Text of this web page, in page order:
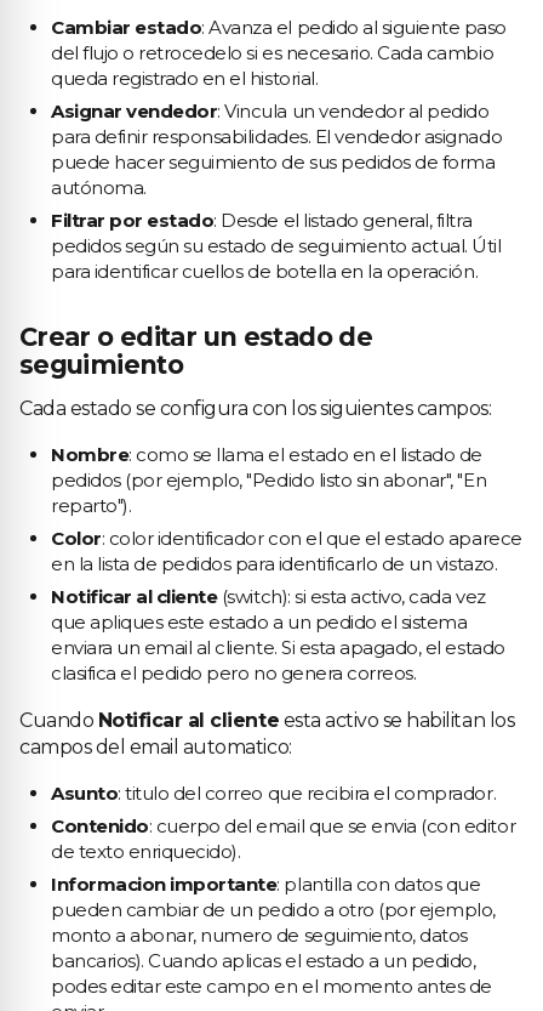
Cambiar estado: Avanza el pedido al siguiente paso
del flujo o retrocedelo si es necesario. Cada cambio
queda registrado en el historial.
Asignar vendedor: Vincula un vendedor al pedido
para definir responsabilidades. El vendedor asignado
puede hacer seguimiento de sus pedidos de forma
autónoma.
Filtrar por estado: Desde el listado general, filtra
pedidos según su estado de seguimiento actual. Útil
para identificar cuellos de botella en la operación.
Crear o editar un estado de
seguimiento
Cada estado se configura con los siguientes campos:
Nombre: como se llama el estado en el listado de
pedidos (por ejemplo, "Pedido listo sin abonar", "En
reparto").
Color: color identificador con el que el estado aparece
en la lista de pedidos para identificarlo de un vistazo.
Notificar al cliente(switch): si esta activo, cada vez
que apliques este estado a un pedido el sistema
enviara un email al cliente. Si esta apagado, el estado
clasifica el pedido pero no genera correos.
Cuando Notificar al cliente esta activo se habilitan los
campos del email automatico:
Asunto: titulo del correo que recibira el comprador.
Contenido: cuerpo del email que se envia (con editor
de texto enriquecido).
Informacion importante: plantilla con datos que
pueden cambiar de un pedido a otro (por ejemplo,
monto a abonar, numero de seguimiento, datos
bancarios). Cuando aplicas el estado a un pedido,
podes editar este campo en el momento antes de